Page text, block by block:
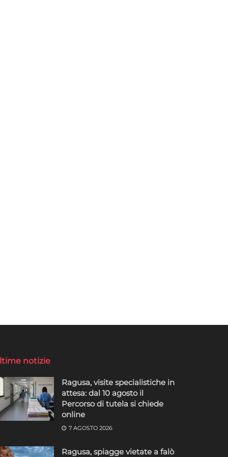
notizie
Ragusa, visite specialistiche in
attesa: dal 10 agosto il
Percorso di tutela si chiede
online
7 AGOSTO 2026
Ragusa, spiagge vietate a falò